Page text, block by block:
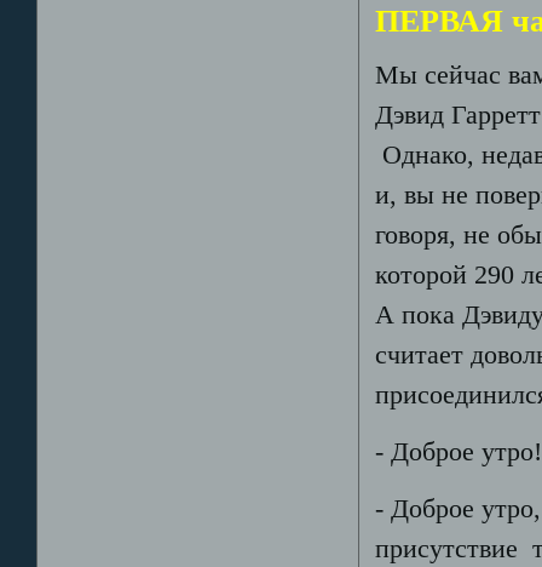
ПЕРВАЯ
Мы сейчас
Дэвид
Однако,
и, вы не
говоря, не
которой 290
А пока
считает
- Доброе утро!
- Доброе
присутствие